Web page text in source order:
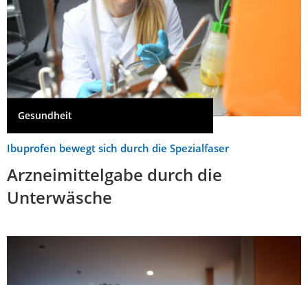
Gesundheit
Ibuprofen bewegt sich durch die Spezialfaser
Arzneimittelgabe durch die
Unterwäsche